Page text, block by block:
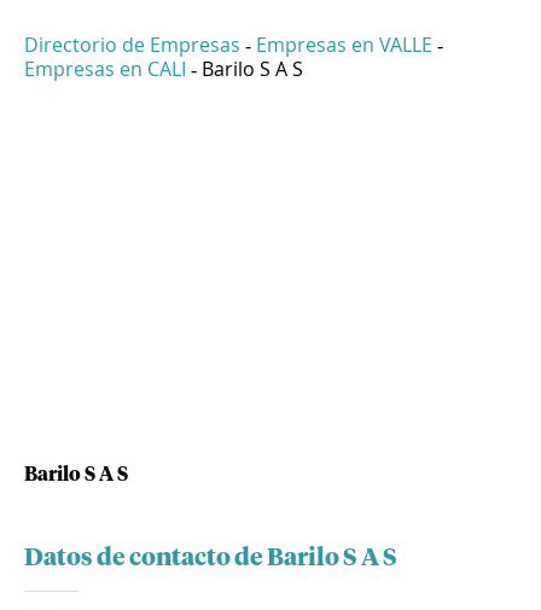
Directorio de Empresas - Empresas en VALLE -
Empresas en CALI - Barilo S A S
Barilo S A S
Datos de contacto de Barilo S A S